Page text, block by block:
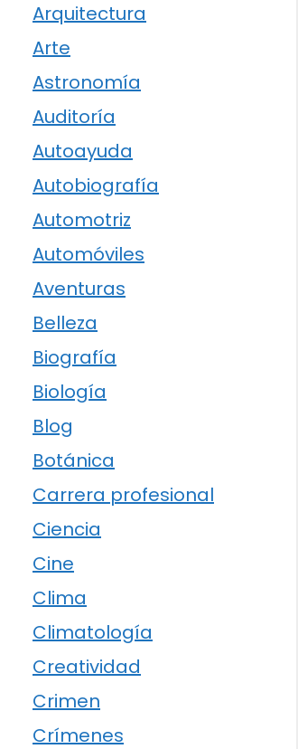
Arquitectura
Arte
Astronomía
Auditoría
Autoayuda
Autobiografía
Automotriz
Automóviles
Aventuras
Belleza
Biografía
Biología
Blog
Botánica
Carrera profesional
Ciencia
Cine
Clima
Climatología
Creatividad
Crimen
Crímenes